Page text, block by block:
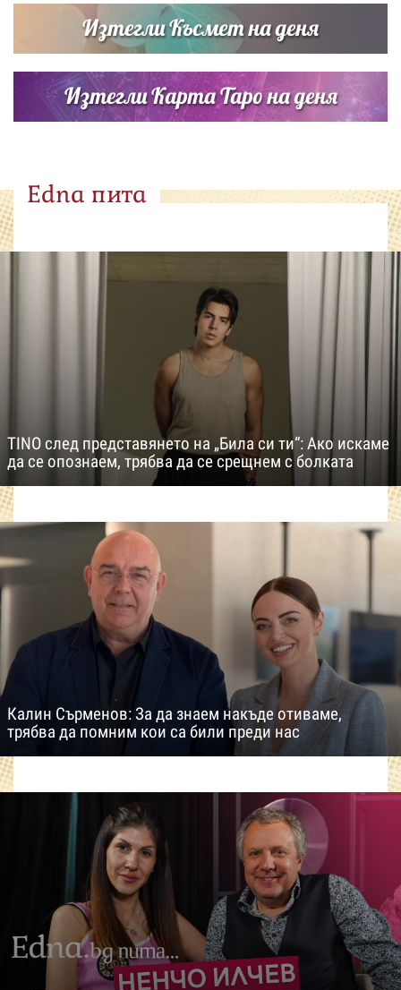
Изтегли Късмет на деня
Изтегли Карта Таро на деня
Edna пита
TINO след представянето на „Била си ти“: Ако искаме
да се опознаем, трябва да се срещнем с болката
Калин Сърменов: За да знаем накъде отиваме,
трябва да помним кои са били преди нас